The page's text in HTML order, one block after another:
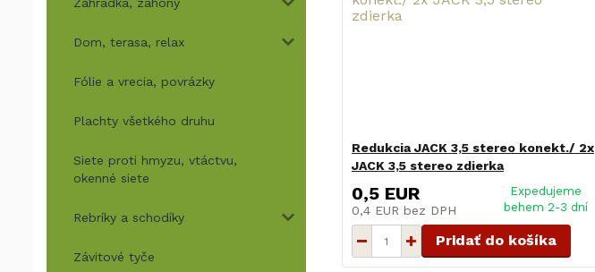
Dom, terasa, relax
Fólie a vrecia, povrázky
Plachty všetkého druhu
Siete proti hmyzu, vtáctvu,
okenné siete
Rebríky a schodíky
Závitové tyče
Redukcia JACK 3,5 stereo konekt./ 2x
JACK 3,5 stereo zdierka
0,5 EUR
0,4 EUR bez DPH
Expedujeme
behem 2-3 dní
Pridať do košíka